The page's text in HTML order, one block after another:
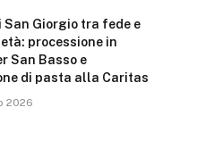
San Giorgio tra fede e
processione in
San Basso e
di pasta alla Caritas
2026